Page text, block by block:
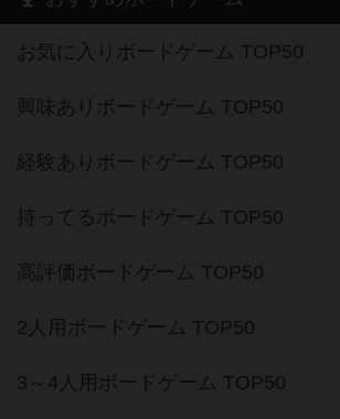
お気に入りボードゲーム TOP50
興味ありボードゲーム TOP50
経験ありボードゲーム TOP50
持ってるボードゲーム TOP50
高評価ボードゲーム TOP50
2人用ボードゲーム TOP50
3～4人用ボードゲーム TOP50